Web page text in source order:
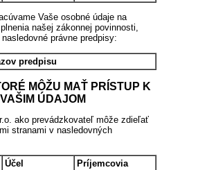
Vaše osobné údaje na
našej zákonnej povinnosti,
právne predpisy:
predpisu
MÔŽU MAŤ PRÍSTUP K
VAŠIM ÚDAJOM
ako prevádzkovateľ môže zdieľať
stranami v nasledovných
Účel Príjemcovia